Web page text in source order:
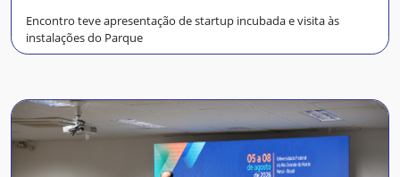
Encontro teve apresentação de startup incubada e visita às
instalações do Parque